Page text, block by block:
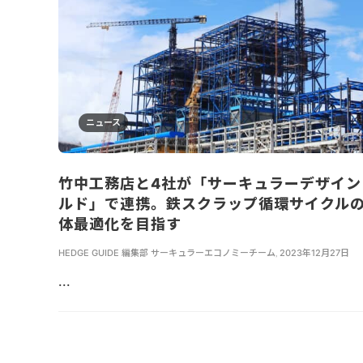
ニュース
竹中工務店と4社が「サーキュラーデザイ
ルド」で連携。鉄スクラップ循環サイクル
体最適化を目指す
HEDGE GUIDE 編集部 サーキュラーエコノミーチーム 2023年12月27日
...